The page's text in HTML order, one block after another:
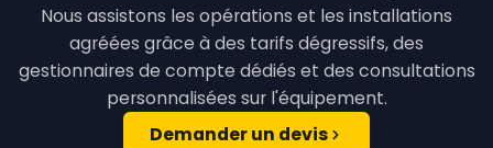
Nous assistons les opérations et les installations
agréées grâce à des tarifs dégressifs, des
gestionnaires de compte dédiés et des consultations
personnalisées sur l'équipement.
Demander un devis